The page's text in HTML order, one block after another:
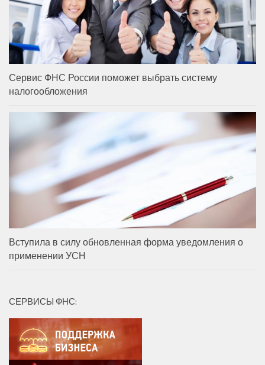
Сервис ФНС России поможет выбрать систему
налогообложения
Вступила в силу обновленная форма уведомления о
применении УСН
СЕРВИСЫ ФНС: